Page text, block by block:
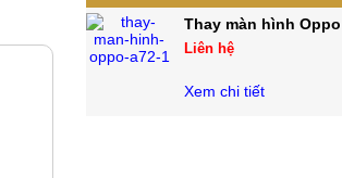
Thay màn hình
Liên hệ
Xem chi tiết